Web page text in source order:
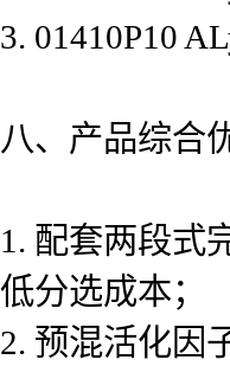
3. 01410P10
八、产品综合
1. 配套两段式
低分选成本；
2. 预混活化因